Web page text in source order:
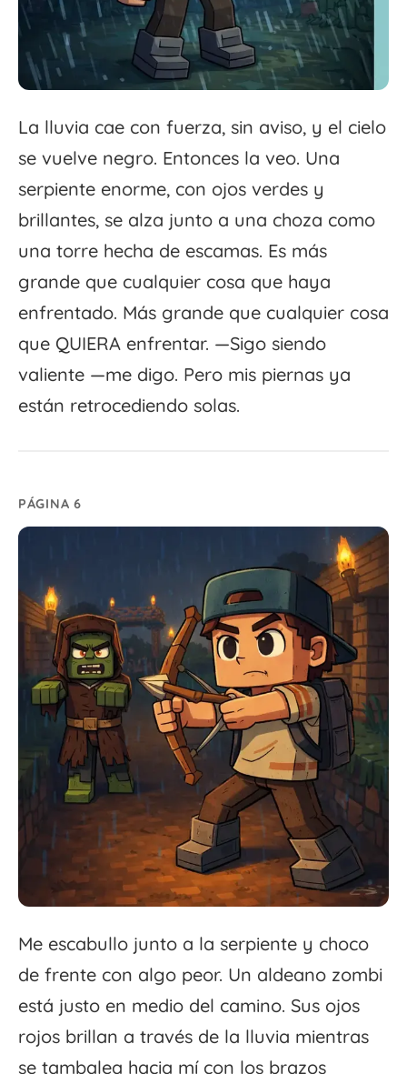
La lluvia cae con fuerza, sin aviso, y el cielo
se vuelve negro. Entonces la veo. Una
serpiente enorme, con ojos verdes y
brillantes, se alza junto a una choza como
una torre hecha de escamas. Es más
grande que cualquier cosa que haya
enfrentado. Más grande que cualquier cosa
que QUIERA enfrentar. —Sigo siendo
valiente —me digo. Pero mis piernas ya
están retrocediendo solas.
PÁGINA 6
Me escabullo junto a la serpiente y choco
de frente con algo peor. Un aldeano zombi
está justo en medio del camino. Sus ojos
rojos brillan a través de la lluvia mientras
se tambalea hacia mí con los brazos